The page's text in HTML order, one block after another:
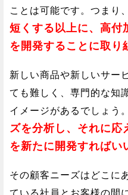
ことは可能です。つまり、
短くする以上に、高付
を開発することに取り
新しい商品や新しいサー
ても難しく、専門的な知
イメージがあるでしょう
ズを分析し、それに応
を新たに開発すればい
その顧客ニーズはどこに
ている社員とお客様の間